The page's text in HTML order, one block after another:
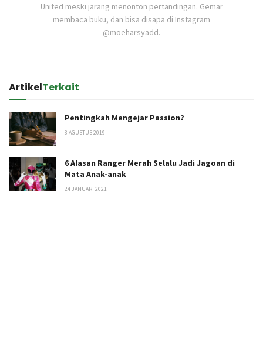
United meski jarang menonton pertandingan. Gemar
membaca buku, dan bisa disapa di Instagram
@moeharsyadd.
ArtikelTerkait
Pentingkah Mengejar Passion?
8 AGUSTUS 2019
6 Alasan Ranger Merah Selalu Jadi Jagoan di
Mata Anak-anak
24 JANUARI 2021